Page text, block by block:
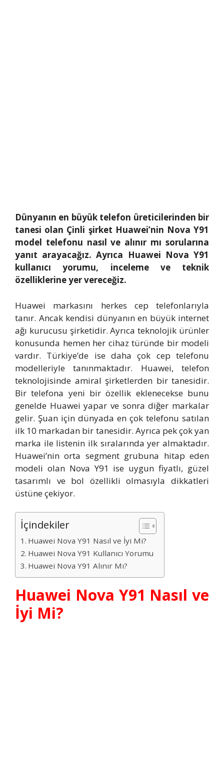
Dünyanın en büyük telefon üreticilerinden bir
tanesi olan Çinli şirket Huawei’nin Nova Y91
model telefonu nasıl ve alınır mı sorularına
yanıt arayacağız. Ayrıca Huawei Nova Y91
kullanıcı yorumu, inceleme ve teknik
özelliklerine yer vereceğiz.
Huawei markasını herkes cep telefonlarıyla
tanır. Ancak kendisi dünyanın en büyük internet
ağı kurucusu şirketidir. Ayrıca teknolojik ürünler
konusunda hemen her cihaz türünde bir modeli
vardır. Türkiye’de ise daha çok cep telefonu
modelleriyle tanınmaktadır. Huawei, telefon
teknolojisinde amiral şirketlerden bir tanesidir.
Bir telefona yeni bir özellik eklenecekse bunu
genelde Huawei yapar ve sonra diğer markalar
gelir. Şuan için dünyada en çok telefonu satılan
ilk 10 markadan bir tanesidir. Ayrıca pek çok yan
marka ile listenin ilk sıralarında yer almaktadır.
Huawei’nin orta segment grubuna hitap eden
modeli olan Nova Y91 ise uygun fiyatlı, güzel
tasarımlı ve bol özellikli olmasıyla dikkatleri
üstüne çekiyor.
İçindekiler
Huawei Nova Y91 Nasıl ve İyi Mi?
Huawei Nova Y91 Kullanıcı Yorumu
Huawei Nova Y91 Alınır Mı?
Huawei Nova Y91 Nasıl ve
İyi Mi?